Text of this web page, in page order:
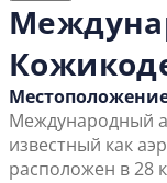
Международный
известный как
расположен в 28